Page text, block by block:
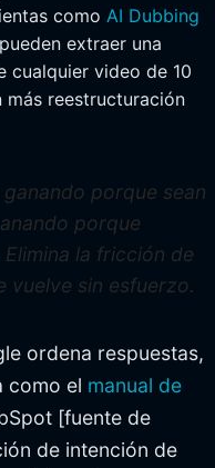
como AI Dubbing
extraer una
cualquier video de 10
reestructuración
porque sean
porque
la fricción de
vuelve sin esfuerzo.
ordena respuestas,
como el manual de
[fuente de
de intención de